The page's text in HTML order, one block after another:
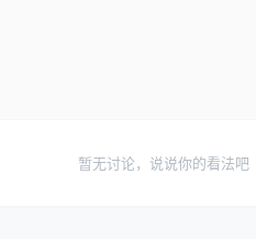
暂无讨论，说说你的看法吧